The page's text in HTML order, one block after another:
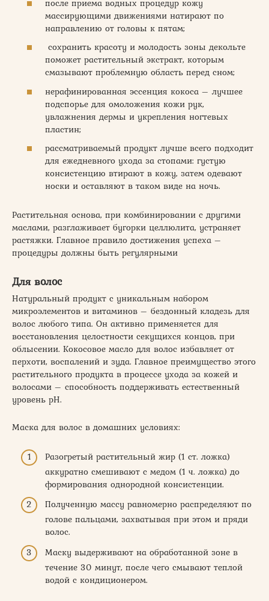
после приема водных процедур кожу
массирующими движениями натирают по
направлению от головы к пятам;
сохранить красоту и молодость зоны декольте
поможет растительный экстракт, которым
смазывают проблемную область перед сном;
нерафинированная эссенция кокоса – лучшее
подспорье для омоложения кожи рук,
увлажнения дермы и укрепления ногтевых
пластин;
рассматриваемый продукт лучше всего подходит
для ежедневного ухода за стопами: густую
консистенцию втирают в кожу, затем одевают
носки и оставляют в таком виде на ночь.
Растительная основа, при комбинировании с другими
маслами, разглаживает бугорки целлюлита, устраняет
растяжки. Главное правило достижения успеха –
процедуры должны быть регулярными
Для волос
Натуральный продукт с уникальным набором
микроэлементов и витаминов – бездонный кладезь для
волос любого типа. Он активно применяется для
восстановления целостности секущихся концов, при
облысении. Кокосовое масло для волос избавляет от
перхоти, воспалений и зуда. Главное преимущество этого
растительного продукта в процессе ухода за кожей и
волосами – способность поддерживать естественный
уровень pH.
Маска для волос в домашних условиях:
Разогретый растительный жир (1 ст. ложка)
аккуратно смешивают с медом (1 ч. ложка) до
формирования однородной консистенции.
Полученную массу равномерно распределяют по
голове пальцами, захватывая при этом и пряди
волос.
Маску выдерживают на обработанной зоне в
течение 30 минут, после чего смывают теплой
водой с кондиционером.